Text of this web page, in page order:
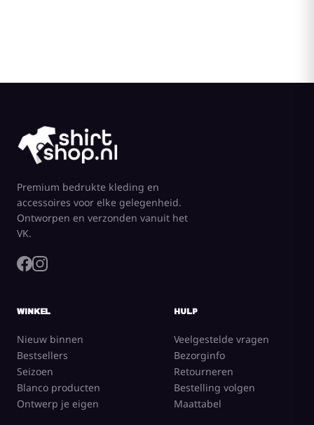
Premium bedrukte kleding en
accessoires voor elke gelegenheid.
Ontworpen en verzonden vanuit het
VK.
WINKEL
Nieuw binnen
Bestsellers
Seizoen
Blanco producten
Ontwerp je eigen
HULP
Veelgestelde vragen
Bezorginfo
Retourneren
Bestelling volgen
Maattabel